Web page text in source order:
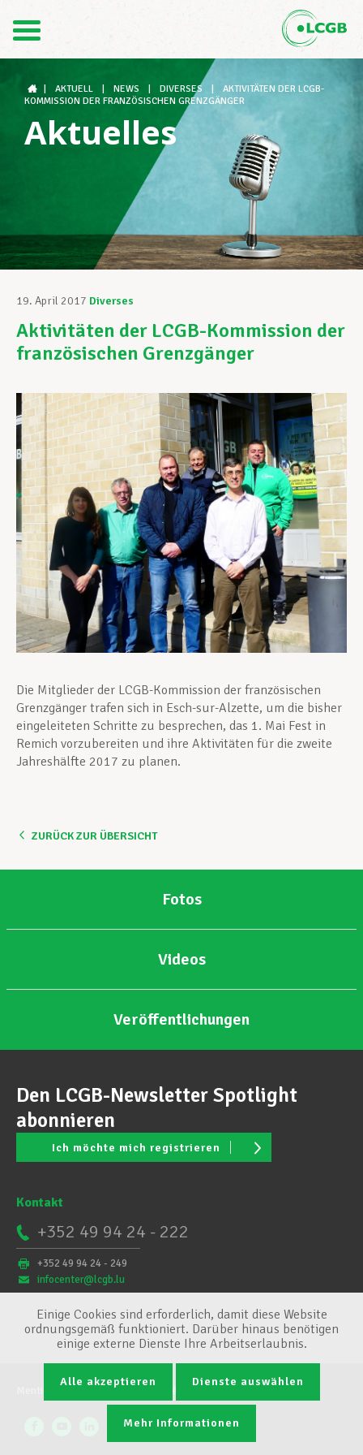
FR
Der LCGB
Gewerkschaftsstrukturen
Unterstützung im Arbeitsalltag
Ihre Rechte
Unterstützung im Privatleben
Berufliche Weiterentwicklung
Mitglied werden
Aktuell
AKTUELL NEWS DIVERSES
AKTIVITÄTEN DER LCGB-
KOMMISSION DER FRANZÖSISCHEN GRENZGÄNGER
Aktuelles
19. April 2017 Diverses
Aktivitäten der LCGB-Kommission der
französischen Grenzgänger
Die Mitglieder der LCGB-Kommission der französischen
Grenzgänger trafen sich in Esch-sur-Alzette, um die bisher
eingeleiteten Schritte zu besprechen, das 1. Mai Fest in
Remich vorzubereiten und ihre Aktivitäten für die zweite
Jahreshälfte 2017 zu planen.
ZURÜCK ZUR ÜBERSICHT
Fotos
Videos
Veröffentlichungen
Den LCGB-Newsletter Spotlight
abonnieren
Ich möchte mich registrieren
Kontakt
+352 49 94 24 - 222
+352 49 94 24 - 249
infocenter@lcgb.lu
Conditions générales
Einige Cookies sind erforderlich, damit diese Website
ordnungsgemäß funktioniert. Darüber hinaus benötigen
einige externe Dienste Ihre Arbeitserlaubnis.
Alle akzeptieren Dienste auswählen
Mehr Informationen